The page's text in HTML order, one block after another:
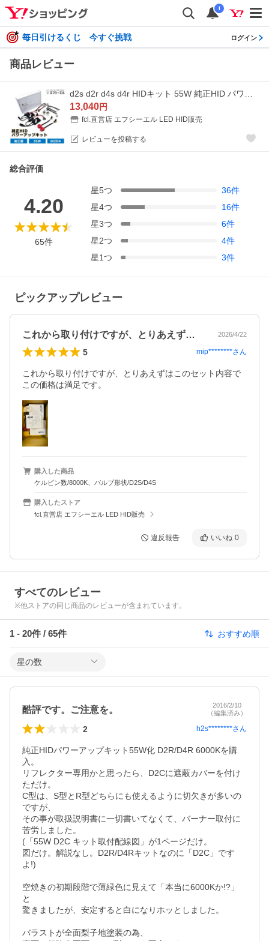
i
毎日引けるくじ 今すぐ挑戦 ログイン
商品レビュー
13,040円
fcl.直営店 エフシーエル LED HID販売
レビューを投稿する
総合評価
4.20
65件
星5つ 36件
星4つ 16件
星3つ 6件
星2つ 4件
星1つ 3件
ピックアップレビュー
これから取り付けですが、とりあえずはこ… 2026/4/22
5 mip********さん
これから取り付けですが、とりあえずはこのセット内容で
この価格は満足です。
購入した商品
ケルビン数/8000K、バルブ形状/D2S/D4S
購入したストア
fcl.直営店 エフシーエル LED HID販売
違反報告 いいね 0
すべてのレビュー
※他ストアの同じ商品のレビューが含まれています。
1 - 20件 / 65件 おすすめ順
星の数
酷評です。ご注意を。
2016/2/10
（編集済み）
2 h2s********さん
純正HIDパワーアップキット55W化 D2R/D4R 6000Kを購
入。
リフレクター専用かと思ったら、D2Cに遮蔽カバーを付け
ただけ。
C型は、S型とR型どちらにも使えるように切欠きが多いの
ですが、
その事が取扱説明書に一切書いてなくて、バーナー取付に
苦労しました。
(「55W D2C キット取付配線図」が1ページだけ。
図だけ。解説なし。D2R/D4Rキットなのに「D2C」です
よ!)
空焼きの初期段階で薄緑色に見えて「本当に6000Kか!?」
と
驚きましたが、安定すると白になりホッとしました。
バラストが全面梨子地塗装の為、